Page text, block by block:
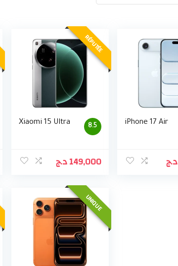
RÉPUTÉE
8.5
Xiaomi 15 Ultra
149,000د.ج
iPhone 17 Air
د.ج
UNIQUE